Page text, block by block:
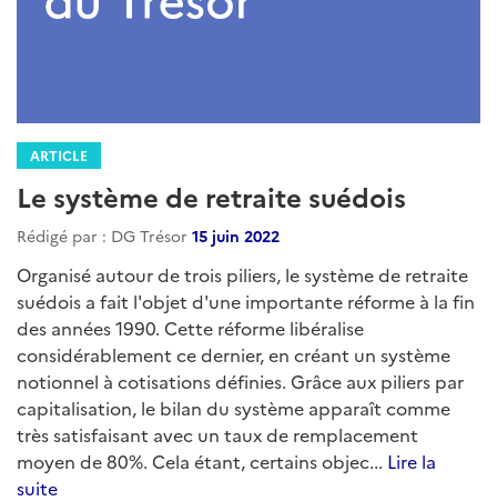
ARTICLE
Le système de retraite suédois
Rédigé par : DG Trésor 15 juin 2022
Organisé autour de trois piliers, le système de retraite
suédois a fait l'objet d'une importante réforme à la fin
des années 1990. Cette réforme libéralise
considérablement ce dernier, en créant un système
notionnel à cotisations définies. Grâce aux piliers par
capitalisation, le bilan du système apparaît comme
très satisfaisant avec un taux de remplacement
moyen de 80%. Cela étant, certains objec... Lire la
suite